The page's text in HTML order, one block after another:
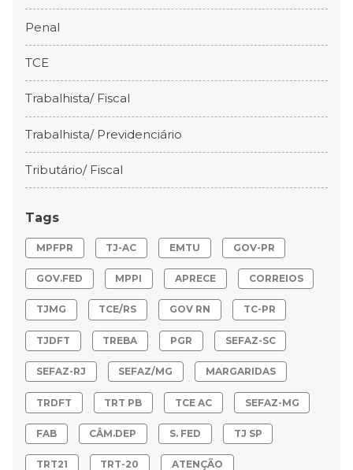
Penal
TCE
Trabalhista/ Fiscal
Trabalhista/ Previdenciário
Tributário/ Fiscal
Tags
MPFPR TJ-AC EMTU GOV-PR
GOV.FED MPPI APRECE CORREIOS
TJMG TCE/RS GOV RN TC-PR
TJDFT TREBA PGR SEFAZ-SC
SEFAZ-RJ SEFAZ/MG MARGARIDAS
TRDFT TRT PB TCE AC SEFAZ-MG
FAB CÂM.DEP S. FED TJ SP
TRT21 TRT-20 ATENÇÃO